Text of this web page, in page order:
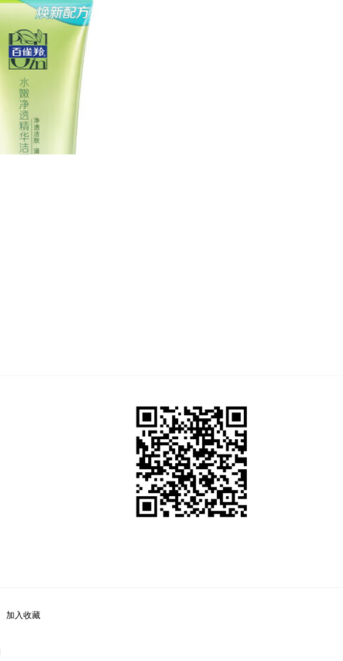
护腰矫姿仪
9950积分
云南白药牙膏
2200积分
加入收藏